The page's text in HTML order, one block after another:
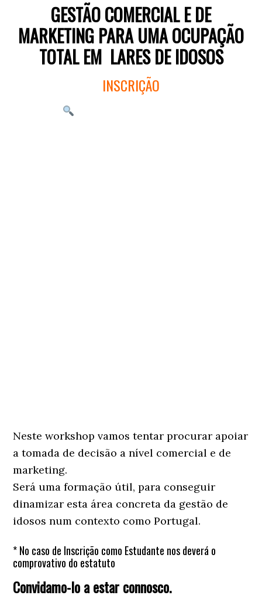
GESTÃO COMERCIAL E DE
MARKETING PARA UMA OCUPAÇÃO
TOTAL EM LARES DE IDOSOS
INSCRIÇÃO
Neste workshop vamos tentar procurar apoiar
a tomada de decisão a nível comercial e de
marketing.
Será uma formação útil, para conseguir
dinamizar esta área concreta da gestão de
idosos num contexto como Portugal.
* No caso de Inscrição como Estudante nos deverá o
comprovativo do estatuto
Convidamo-lo a estar connosco.